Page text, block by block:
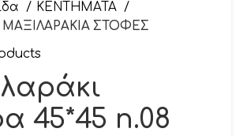
ΚΕΝΤΗΜΑΤΑ
ΜΑΞΙΛΑΡΑΚΙΑ ΣΤΟΦΕΣ
45*45 n.08